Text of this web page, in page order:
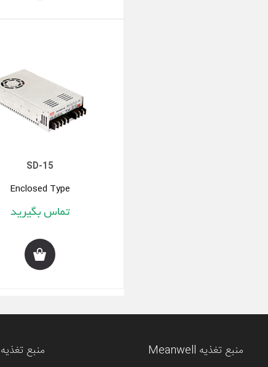
SD-15
Enclosed Type
منبع تغذیه Meanwell منبع تغذیه AC/DC مین ول